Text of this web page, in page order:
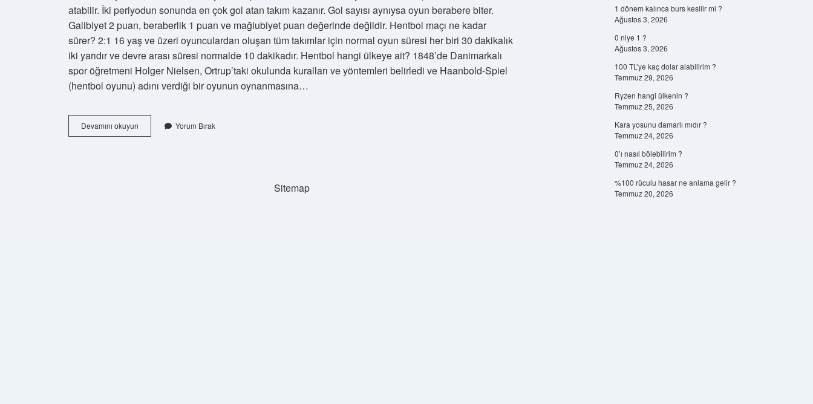
atabilir. İki periyodun sonunda en çok gol atan takım kazanır. Gol sayısı aynıysa oyun berabere biter.
Galibiyet 2 puan, beraberlik 1 puan ve mağlubiyet puan değerinde değildir. Hentbol maçı ne kadar
sürer? 2:1 16 yaş ve üzeri oyunculardan oluşan tüm takımlar için normal oyun süresi her biri 30 dakikalık
iki yarıdır ve devre arası süresi normalde 10 dakikadır. Hentbol hangi ülkeye ait? 1848’de Danimarkalı
spor öğretmeni Holger Nielsen, Ortrup’taki okulunda kuralları ve yöntemleri belirledi ve Haanbold-Spiel
(hentbol oyunu) adını verdiği bir oyunun oynanmasına…
Devamını okuyun
Her
Yorum Bırak
Sitemap
1 dönem kalınca burs kesilir mi ?
Ağustos 3, 2026
0 niye 1 ?
Ağustos 3, 2026
100 TL’ye kaç dolar alabilirim ?
Temmuz 29, 2026
Ryzen hangi ülkenin ?
Temmuz 25, 2026
Kara yosunu damarlı mıdır ?
Temmuz 24, 2026
0’ı nasıl bölebilirim ?
Temmuz 24, 2026
%100 rüculu hasar ne anlama gelir ?
Temmuz 20, 2026